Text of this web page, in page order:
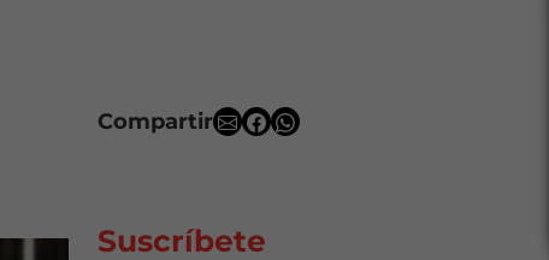
Compartir
Suscríbete